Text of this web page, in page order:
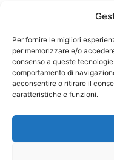
Per fornire le migliori
per memorizzare e/o
consenso a queste
comportamento di
acconsentire o ritirare il
caratteristiche e funzioni.
Federazione
codice
Responsabile sito